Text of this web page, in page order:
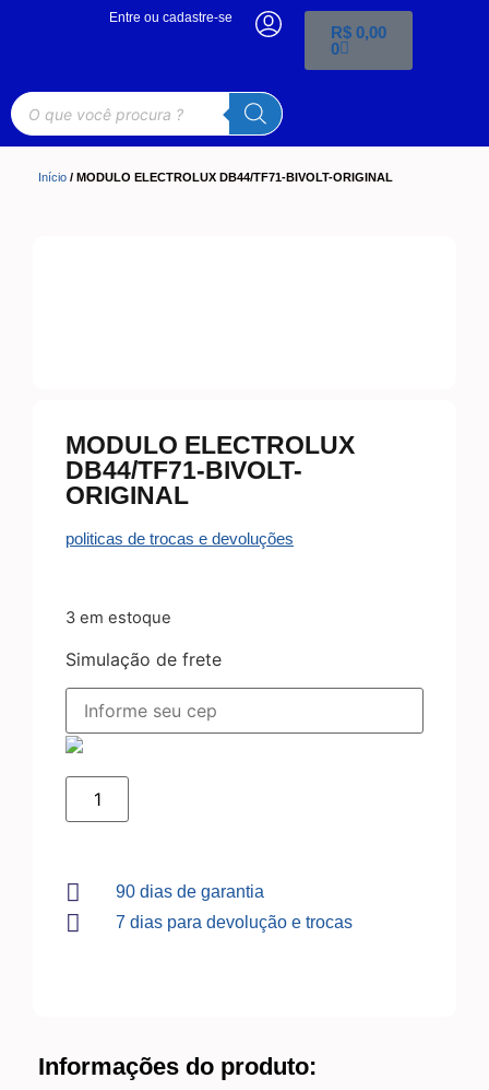
R$0,00
0
Entre ou cadastre-se
Início / MODULO ELECTROLUX DB44/TF71-BIVOLT-ORIGINAL
MODULO ELECTROLUX
DB44/TF71-BIVOLT-
ORIGINAL
politicas de trocas e devoluções
3 em estoque
Simulação de frete
90 dias de garantia
7 dias para devolução e trocas
Informações do produto: